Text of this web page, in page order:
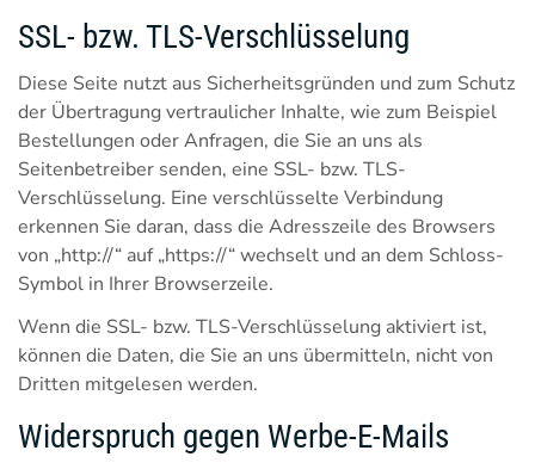
SSL- bzw. TLS-Verschlüsselung
Diese Seite nutzt aus Sicherheitsgründen und zum Schutz
der Übertragung vertraulicher Inhalte, wie zum Beispiel
Bestellungen oder Anfragen, die Sie an uns als
Seitenbetreiber senden, eine SSL- bzw. TLS-
Verschlüsselung. Eine verschlüsselte Verbindung
erkennen Sie daran, dass die Adresszeile des Browsers
von „http://“ auf „https://“ wechselt und an dem Schloss-
Symbol in Ihrer Browserzeile.
Wenn die SSL- bzw. TLS-Verschlüsselung aktiviert ist,
können die Daten, die Sie an uns übermitteln, nicht von
Dritten mitgelesen werden.
Widerspruch gegen Werbe-E-Mails